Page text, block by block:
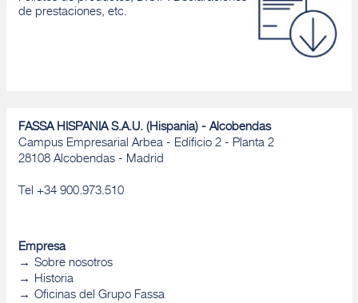
de prestaciones, etc.
FASSA HISPANIA S.A.U. (Hispania) - Alcobendas
Campus Empresarial Arbea - Edificio 2 - Planta 2
28108 Alcobendas - Madrid
Tel +34 900.973.510
Empresa
Sobre nosotros
Historia
Oficinas del Grupo Fassa